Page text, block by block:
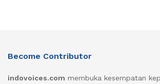
Become Contributor
indovoices.com membuka kesempatan